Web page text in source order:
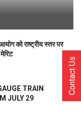
को राष्ट्रीय स्तर पर
TRAIN
JULY 29
Contact Us